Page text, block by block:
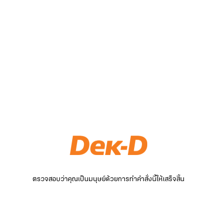
ตรวจสอบว่าคุณเป็นมนุษย์ด้วยการทำคำสั่งนี้ให้เสร็จสิ้น